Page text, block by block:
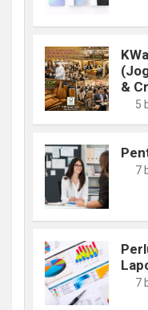
&
5
7
7